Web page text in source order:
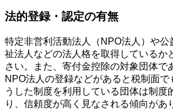
法的登録・認定の有無
特定非営利活動法人（NPO法人）や公
祉法人などの法人格を取得しているか
さい。また、寄付金控除の対象団体で
NPO法人の登録などがあると税制面で
うした制度を利用している団体は制度
り、信頼度が高く見なされる傾向があ